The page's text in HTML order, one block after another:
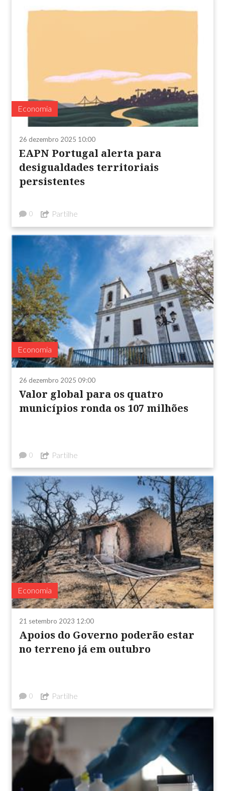
Economia
26 dezembro 2025 10:00
EAPN Portugal alerta para
desigualdades territoriais
persistentes
0 Partilhe
Economia
26 dezembro 2025 09:00
Valor global para os quatro
municípios ronda os 107 milhões
0 Partilhe
Economia
21 setembro 2023 12:00
Apoios do Governo poderão estar
no terreno já em outubro
0 Partilhe